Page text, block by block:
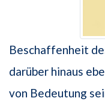
Beschaffenheit
darüber hinaus
von Bedeutung